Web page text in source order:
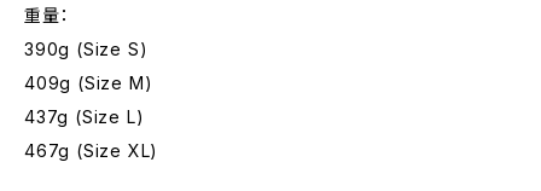
重量：
390g (Size S)
409g (Size M)
437g (Size L)
467g (Size XL)